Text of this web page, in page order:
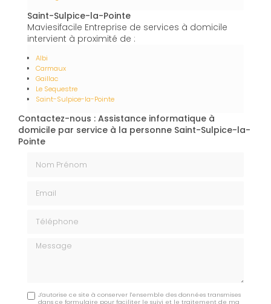
Saint-Sulpice-la-Pointe
Maviesifacile Entreprise de services à domicile
intervient à proximité de :
Albi
Carmaux
Gaillac
Le Sequestre
Saint-Sulpice-la-Pointe
Contactez-nous : Assistance informatique à
domicile par service à la personne Saint-Sulpice-la-
Pointe
Message
J'autorise ce site à conserver l'ensemble des données transmises
dans ce formulaire pour faciliter le suivi et le traitement de ma